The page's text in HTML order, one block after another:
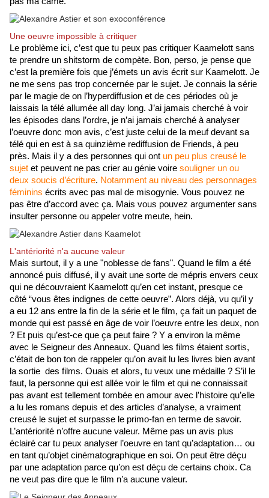
Une oeuvre impossible à critiquer
Le problème ici, c’est que tu peux pas critiquer Kaamelott sans
te prendre un shitstorm de compète. Bon, perso, je pense que
c’est la première fois que j’émets un avis écrit sur Kaamelott. Je
ne me sens pas trop concernée par le sujet. Je connais la série
par le magie de on l’hyperdiffusion et de ces périodes où je
laissais la télé allumée all day long. J’ai jamais cherché à voir
les épisodes dans l’ordre, je n’ai jamais cherché à analyser
l’oeuvre donc mon avis, c’est juste celui de la meuf devant sa
télé qui en est à sa quinzième rediffusion de Friends, à peu
près. Mais il y a des personnes qui ont un peu plus creusé le
sujet et peuvent ne pas crier au génie voire souligner un ou
deux soucis d’écriture. Notamment au niveau des personnages
féminins écrits avec pas mal de misogynie. Vous pouvez ne
pas être d’accord avec ça. Mais vous pouvez argumenter sans
insulter personne ou appeler votre meute, hein.
L'antériorité n'a aucune valeur
Mais surtout, il y a une "noblesse de fans". Quand le film a été
annoncé puis diffusé, il y avait une sorte de mépris envers ceux
qui ne découvraient Kaamelott qu’en cet instant, presque ce
côté “vous êtes indignes de cette oeuvre”. Alors déjà, vu qu’il y
a eu 12 ans entre la fin de la série et le film, ça fait un paquet de
monde qui est passé en âge de voir l’oeuvre entre les deux, non
? Et puis qu’est-ce que ça peut faire ? Y a environ la même
avec le Seigneur des Anneaux. Quand les films étaient sortis,
c’était de bon ton de rappeler qu’on avait lu les livres bien avant
la sortie  des films. Ouais et alors, tu veux une médaille ? S’il le
faut, la personne qui est allée voir le film et qui ne connaissait
pas avant est tellement tombée en amour avec l’histoire qu’elle
a lu les romans depuis et des articles d’analyse, a vraiment
creusé le sujet et surpasse le primo-fan en terme de savoir.
L’antériorité n’offre aucune valeur. Même pas un avis plus
éclairé car tu peux analyser l’oeuvre en tant qu’adaptation… ou
en tant qu’objet cinématographique en soi. On peut être déçu
par une adaptation parce qu’on est déçu de certains choix. Ca
ne veut pas dire que le film n’a aucune valeur.